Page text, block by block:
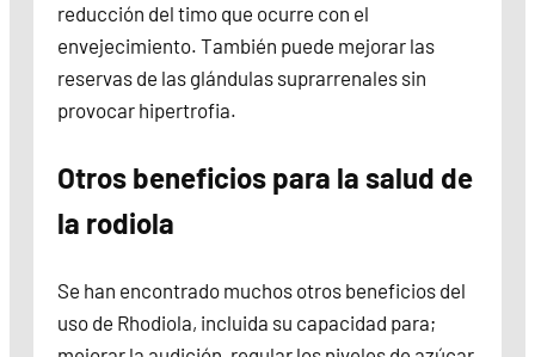
reducción del timo que ocurre con el
envejecimiento. También puede mejorar las
reservas de las glándulas suprarrenales sin
provocar hipertrofia.
Otros beneficios para la salud de
la rodiola
Se han encontrado muchos otros beneficios del
uso de Rhodiola, incluida su capacidad para;